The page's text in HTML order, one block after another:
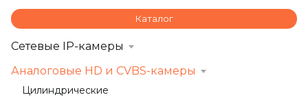
Каталог
Сетевые IP-камеры
Аналоговые HD и CVBS-камеры
Цилиндрические